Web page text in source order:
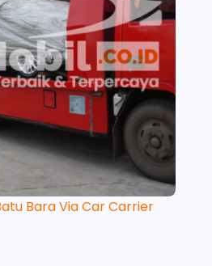
Bara Via Car Carrier